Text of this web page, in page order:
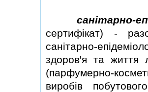
санiтарно-
сертифiкат) -
санiтарно-
здоров'я та життя
(парфумерно-
виробiв